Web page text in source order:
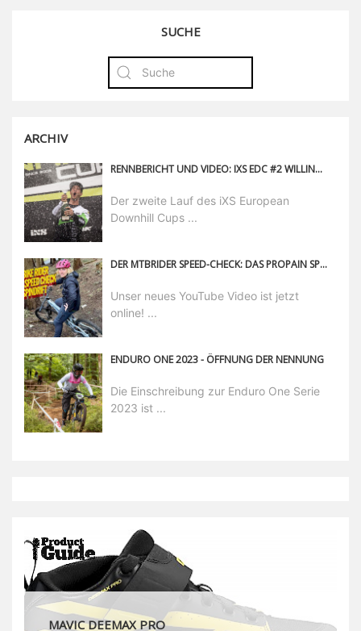
SUCHE
ARCHIV
RENNBERICHT UND VIDEO: IXS EDC #2 WILLINGEN
Der zweite Lauf des iXS European
Downhill Cups ...
DER MTBRIDER SPEED-CHECK: DAS PROPAIN SPINDRIFT CF (MIT VIDEO!)
Unser neues YouTube Video ist jetzt
online! ...
ENDURO ONE 2023 - ÖFFNUNG DER NENNUNG
Die Einschreibung zur Enduro One Serie
2023 ist ...
MAVIC DEEMAX PRO